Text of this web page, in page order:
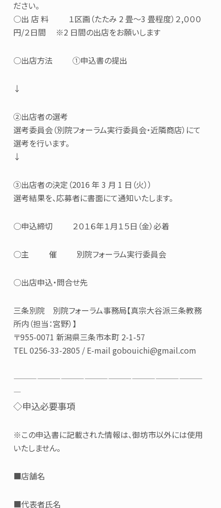
ださい。
○出 店 料 １区画（たたみ 2 畳～3 畳程度）２,０００
円/２日間 ※2 日間の出店をお願いします
○出店方法 ①申込書の提出
↓
②出店者の選考
選考委員会（別院フォーラム実行委員会・近隣商店）にて
選考を行います。
↓
③出店者の決定（2016 年 3 月 1 日（火））
選考結果を、応募者に書面にて通知いたします。
○申込締切 ２０１６年１月１５日（金）必着
○主 催 別院フォーラム実行委員会
○出店申込・問合せ先
三条別院 別院フォーラム事務局【真宗大谷派三条教務
所内（担当：宮野）】
〒955-0071 新潟県三条市本町 2-1-57
TEL 0256-33-2805 / E-mail gobouichi@gmail.com
————————————————————————
—
◇申込必要事項
※この申込書に記載された情報は、御坊市以外には使用
いたしません。
■店舗名
■代表者氏名